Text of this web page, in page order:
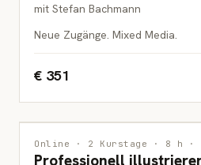
mit Stefan Bachmann
Neue Zugänge. Mixed Media.
€ 351
ILLUSTRATION
ERWACHSENE
Online · 2 Kurstage · 8 h ·
Professionell